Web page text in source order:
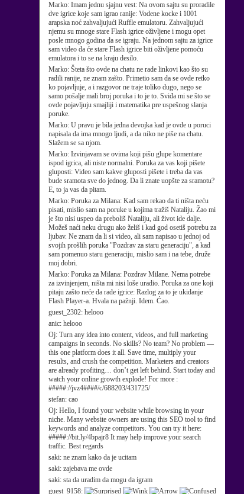
Marko: Imam jednu sjajnu vest: Na ovom sajtu su proradile
dve igrice koje sam igrao ranije: Vodene kocke i 1001
arapska noć zahvaljujući Ruffle emulatoru. Zahvaljujući
njemu su mnoge stare Flash igrice oživljene i mogu opet
posle mnogo godina da se igraju. Na jednom sajtu za igrice
sam video da će stare Flash igrice biti oživljene pomoću
emulatora i to se na kraju desilo.
Marko: Šteta što ovde na chatu ne rade linkovi kao što su
radili ranije, ne znam zašto. Primetio sam da se ovde retko
ko pojavljuje, a i razgovor ne traje toliko dugo, nego se
samo pošalje mali broj poruka i to je to. Sviđa mi se što se
ovde pojavljuju smajliji i matematika pre uspešnog slanja
poruke.
Marko: U pravu je bila jedna devojka kad je ovde u poruci
napisala da ima mnogo ljudi, a da niko ne piše na chatu.
Slažem se sa njom.
Marko: Izvinjavam se ovima koji pišu glupe komentare
ispod igrica, ali niste normalni. Poruka za vas koji pišete
gluposti: Video sam kakve gluposti pišete i treba da vas
bude sramota sve do jednog. Da li znate uopšte za sramotu?
E, to ja vas da pitam.
Marko: Poruka za Milana: Kad sam rekao da ti ništa neću
pisati, mislio sam na poruke u kojima tražiš Nataliju. Žao mi
je što nisi uspeo da preboliš Nataliju, ali život ide dalje.
Možeš naći neku drugu ako želiš i kad god osetiš potrebu za
ljubav. Ne znam da li si video, ali sam napisao u jednoj od
svojih prošlih poruka "Pozdrav za staru generaciju", a kad
sam pomenuo staru generaciju, mislio sam i na tebe, druže
moj dobri.
Marko: Poruka za Milana: Pozdrav Milane. Nema potrebe
za izvinjenjem, ništa mi nisi loše uradio. Poruka za one koji
pitaju zašto neće da rade igrice: Razlog za to je ukidanje
Flash Player-a. Hvala na pažnji. Idem. Ćao.
guest_2302: helooo
anic: helooo
Oj: Turn any idea into content, videos, and full marketing
campaigns in seconds. No skills? No team? No problem —
this one platform does it all. Save time, multiply your
results, and crush the competition. Marketers and creators
are already profiting… don’t get left behind. Start today and
watch your online growth explode! For more :
#####://jvz4####/c/688203/431725/
stefan: cao
Oj: Hello, I found your website while browsing in your
niche. Many website owners are using this SEO tool to find
keywords and analyze competitors. You can try it here:
#####://bit.ly/4bpajr8 It may help improve your search
traffic. Best regards
saki: ne znam kako da je ucitam
saki: zajebava me ovde
saki: sta da uradim da mogu da igram
guest_9158: